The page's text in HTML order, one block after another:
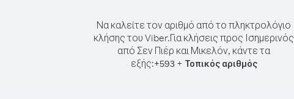
Να καλείτε τον αριθμό από το πληκτρολόγιο
κλήσης του Viber.Για κλήσεις προς Ισημερινός
από Σεν Πιέρ και Μικελόν, κάντε τα
εξής:+593+ Τοπικός αριθμός